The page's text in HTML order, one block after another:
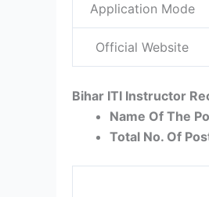
Application Mode
Official Website
Bihar ITI Instructor
Name Of The
Total No. Of